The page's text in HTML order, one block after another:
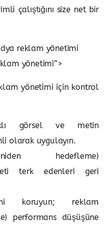
çalıştığını size net bir
yönetimi”>
yönetimi için kontrol
görsel ve metin
olarak uygulayın.
hedefleme)
terk edenleri geri
koruyun; reklam
performans düşüşüne